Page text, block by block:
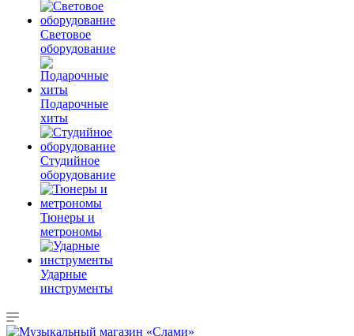
Световое
оборудование
Подарочные
хиты
Студийное
оборудование
Тюнеры и
метрономы
Ударные
инструменты